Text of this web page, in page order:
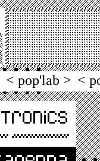
< pop'lab > <